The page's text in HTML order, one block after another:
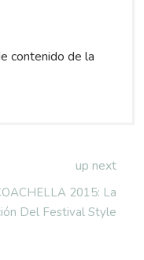
contenido de la
up next
2015: La
Del Festival Style